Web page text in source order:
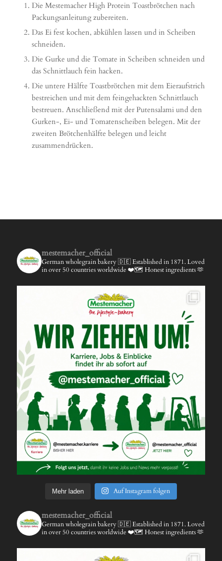
Die Mestemacher High Protein Toastbrötchen nach
Packungsanleitung zubereiten.
Das Ei fest kochen, abkühlen lassen und in Scheiben
schneiden.
Die Gurke und die Tomate in Scheiben schneiden und
das Schnittlauch fein hacken.
Die untere Hälfte Toastbrötchen mit dem Eieraufstrich
bestreichen und mit dem feingehackten Schnittlauch
bestreuen. Anschließend mit der Putensalami und den
Gurken-, Ei- und Tomatenscheiben belegen. Mit der
zweiten Brötchenhälfte belegen und leicht
zusammendrücken.
mestemacher_official
German wholegrain bakery 🇩🇪Established in 1871.Loved
in over 50 countries worldwide ❤️🗺️ Honest ingredients 🫶
Mehr laden Auf Instagram folgen
mestemacher_official
German wholegrain bakery 🇩🇪Established in 1871.Loved
in over 50 countries worldwide ❤️🗺️ Honest ingredients 🫶